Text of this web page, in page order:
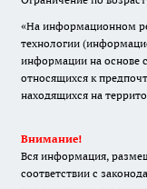
«На информационном
технологии
информации на основе
относящихся к
находящихся на
Внимание!
Вся информация,
соответствии с